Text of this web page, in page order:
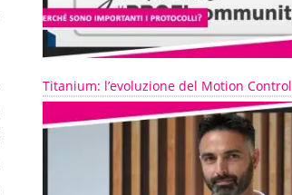
Titanium: l’evoluzione del Motion Control